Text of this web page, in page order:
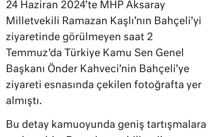
24 Haziran 2024’te MHP Aksaray
Milletvekili Ramazan Kaşlı’nın Bahçeli’yi
ziyaretinde görülmeyen saat 2
Temmuz’da Türkiye Kamu Sen Genel
Başkanı Önder Kahveci’nin Bahçeli’ye
ziyareti esnasında çekilen fotoğrafta yer
almıştı.
Bu detay kamuoyunda geniş tartışmalara